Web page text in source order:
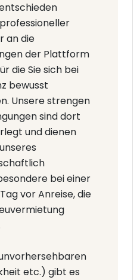
an die
der Plattform
die Sie sich bei
bewusst
Unsere strengen
sind dort
und dienen
bei einer
vor Anreise, die
etc.) gibt es